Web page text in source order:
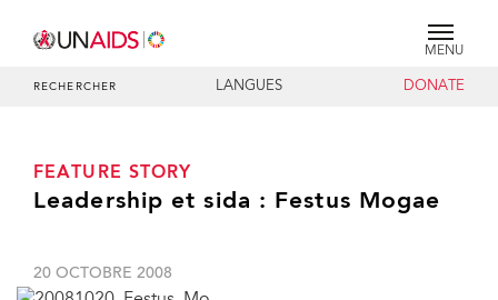
MENU
RECHERCHER LANGUES DONATE
FEATURE STORY
Leadership et sida : Festus Mogae
20 OCTOBRE 2008